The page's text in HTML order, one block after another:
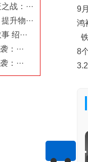
战：···
升物···
绍···
：···
：···
9
鸿
8